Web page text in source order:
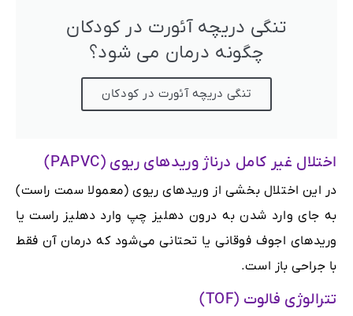
تنگی دریچه آئورت در کودکان
چگونه درمان می شود؟
تنگی دریچه آئورت در کودکان
اختلال غیر کامل درناژ ورید‌های ریوی (PAPVC)
در این اختلال بخشی از وریدهای ریوی (معمولا سمت راست)
به جای وارد شدن به درون دهلیز چپ وارد دهلیز راست یا
وریدهای اجوف فوقانی یا تحتانی می‌شود که درمان آن فقط
با جراحی باز است.
تترالوژی فالوت (TOF)